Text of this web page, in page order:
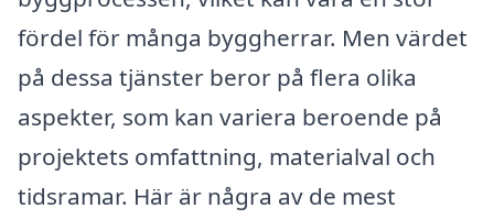
fördel för många byggherrar. Men värdet
på dessa tjänster beror på flera olika
aspekter, som kan variera beroende på
projektets omfattning, materialval och
tidsramar. Här är några av de mest